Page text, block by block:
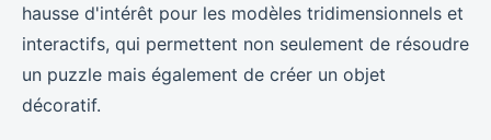
hausse d'intérêt pour les modèles tridimensionnels et
interactifs, qui permettent non seulement de résoudre
un puzzle mais également de créer un objet
décoratif.